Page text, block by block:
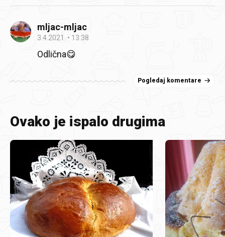
mljac-mljac
3.4.2021. 13:38
Odlična😋
Pogledaj komentare
Ovako je ispalo drugima